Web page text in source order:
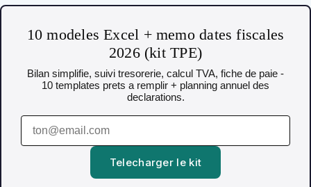
10 modeles Excel + memo dates fiscales
2026 (kit TPE)
Bilan simplifie, suivi tresorerie, calcul TVA, fiche de paie -
10 templates prets a remplir + planning annuel des
declarations.
Telecharger le kit